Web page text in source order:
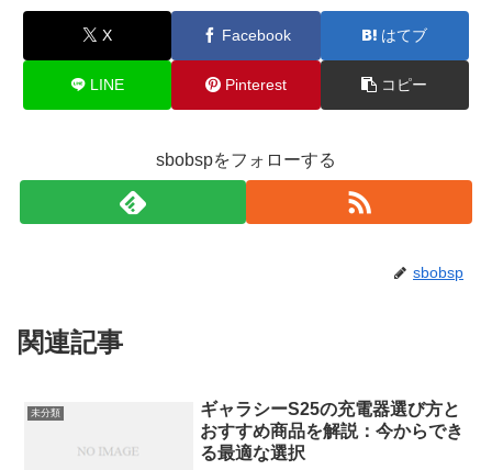
X Facebook はてブ
LINE Pinterest コピー
sbobspをフォローする
sbobsp
関連記事
未分類
ギャラシーS25の充電器選び方と
おすすめ商品を解説：今からでき
る最適な選択